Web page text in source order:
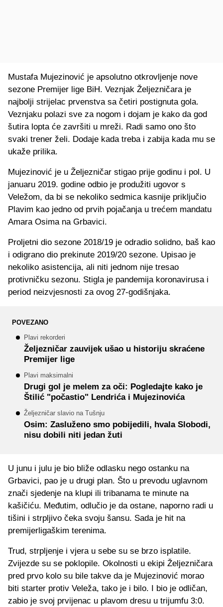
Mustafa Mujezinović je apsolutno otkrovljenje nove
sezone Premijer lige BiH. Veznjak Željezničara je
najbolji strijelac prvenstva sa četiri postignuta gola.
Veznjaku polazi sve za nogom i dojam je kako da god
šutira lopta će završiti u mreži. Radi samo ono što
svaki trener želi. Dodaje kada treba i zabija kada mu se
ukaže prilika.
Mujezinović je u Željezničar stigao prije godinu i pol. U
januaru 2019. godine odbio je produžiti ugovor s
Veležom, da bi se nekoliko sedmica kasnije priključio
Plavim kao jedno od prvih pojačanja u trećem mandatu
Amara Osima na Grbavici.
Proljetni dio sezone 2018/19 je odradio solidno, baš kao
i odigrano dio prekinute 2019/20 sezone. Upisao je
nekoliko asistencija, ali niti jednom nije tresao
protivničku sezonu. Stigla je pandemija koronavirusa i
period neizvjesnosti za ovog 27-godišnjaka.
POVEZANO
Plavi rekorderi
Željezničar zauvijek ušao u historiju skraćene
Premijer lige
Plavi maksimalni
Drugi gol je melem za oči: Pogledajte kako je
Štilić "počastio" Lendrića i Mujezinovića
Željezničar slavio na Tušnju
Osim: Zasluženo smo pobijedili, hvala Slobodi,
nisu dobili niti jedan žuti
U junu i julu je bio bliže odlasku nego ostanku na
Grbavici, pao je u drugi plan. Što u prevodu uglavnom
znači sjedenje na klupi ili tribanama te minute na
kašičiću. Međutim, odlučio je da ostane, naporno radi u
tišini i strpljivo čeka svoju šansu. Sada je hit na
premijerligaškim terenima.
Trud, strpljenje i vjera u sebe su se brzo isplatile.
Zvijezde su se poklopile. Okolnosti u ekipi Željezničara
pred prvo kolo su bile takve da je Mujezinović morao
biti starter protiv Veleža, tako je i bilo. I bio je odličan,
zabio je svoj prvijenac u plavom dresu u trijumfu 3:0.